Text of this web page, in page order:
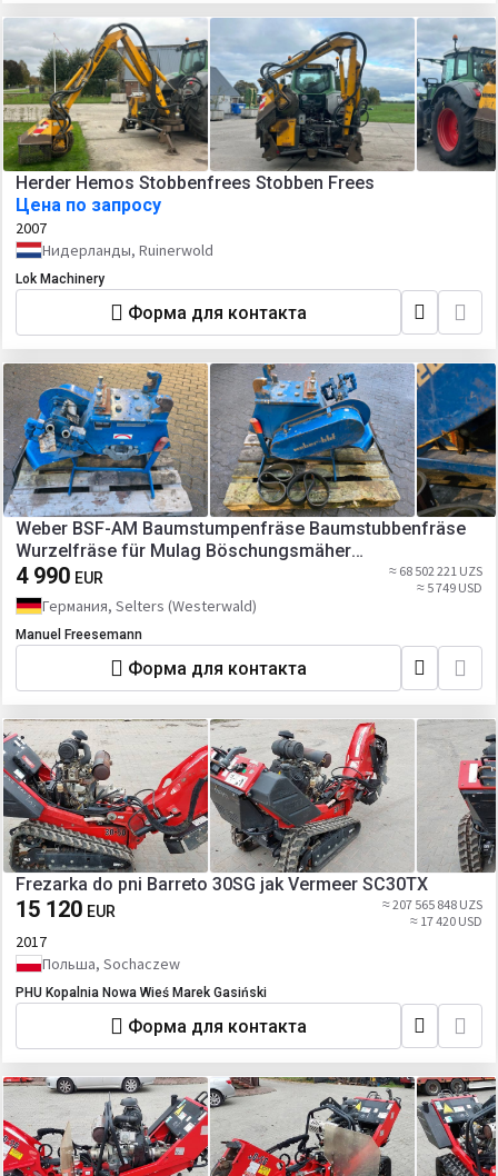
Herder Hemos Stobbenfrees Stobben Frees
Цена по запросу
2007
Нидерланды, Ruinerwold
Lok Machinery
Форма для контакта
Weber BSF-AM Baumstumpenfräse Baumstubbenfräse
Wurzelfräse für Mulag Böschungsmäher
Böschungsmulcher Bankettmäher passend für Dücker
DUA 700 800 FME MKM MFK Dücker
4 990 EUR
≈ 68 502 221 UZS
≈ 5 749 USD
Германия, Selters (Westerwald)
Manuel Freesemann
Форма для контакта
Frezarka do pni Barreto 30SG jak Vermeer SC30TX
15 120 EUR
≈ 207 565 848 UZS
≈ 17 420 USD
2017
Польша, Sochaczew
PHU Kopalnia Nowa Wieś Marek Gasiński
Форма для контакта